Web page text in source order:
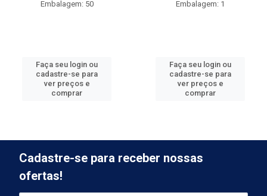
Embalagem: 50
Faça seu login ou
cadastre-se para
ver preços e
comprar
Embalagem: 1
Faça seu login ou
cadastre-se para
ver preços e
comprar
Cadastre-se para receber nossas
ofertas!